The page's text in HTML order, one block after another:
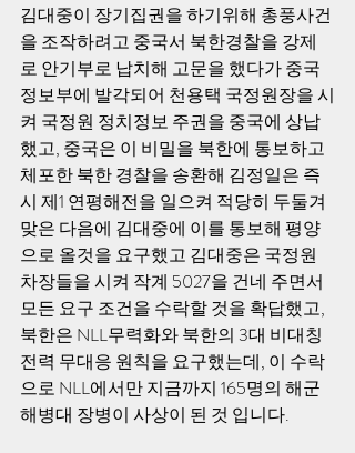
김대중이 장기집권을 하기위해 총풍사건
을 조작하려고 중국서 북한경찰을 강제
로 안기부로 납치해 고문을 했다가 중국
정보부에 발각되어 천용택 국정원장을 시
켜 국정원 정치정보 주권을 중국에 상납
했고, 중국은 이 비밀을 북한에 통보하고
체포한 북한 경찰을 송환해 김정일은 즉
시 제1 연평해전을 일으켜 적당히 두둘겨
맞은 다음에 김대중에 이를 통보해 평양
으로 올것을 요구했고 김대중은 국정원
차장들을 시켜 작계 5027을 건네 주면서
모든 요구 조건을 수락할 것을 확답했고,
북한은 NLL무력화와 북한의 3대 비대칭
전력 무대응 원칙을 요구했는데, 이 수락
으로 NLL에서만 지금까지 165명의 해군
해병대 장병이 사상이 된 것 입니다.